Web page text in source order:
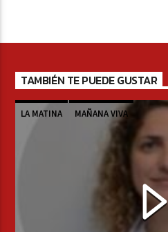
TAMBIÉN TE PUEDE GUSTAR
LA MATINA MAÑANA VIVA